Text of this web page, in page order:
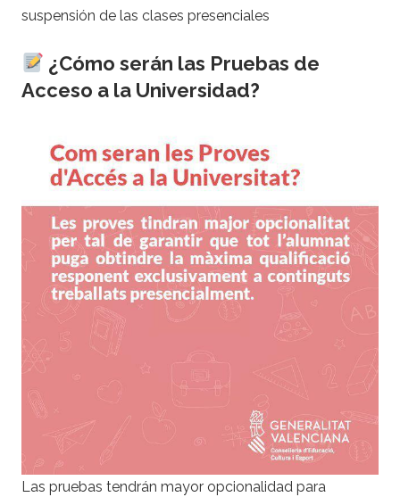
suspensión de las clases presenciales
¿Cómo serán las Pruebas de
Acceso a la Universidad?
Las pruebas tendrán mayor opcionalidad para